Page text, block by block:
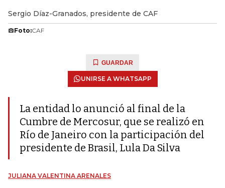
Sergio Díaz-Granados, presidente de CAF
Foto:CAF
GUARDAR
UNIRSE A WHATSAPP
La entidad lo anunció al final de la
Cumbre de Mercosur, que se realizó en
Río de Janeiro con la participación del
presidente de Brasil, Lula Da Silva
JULIANA VALENTINA ARENALES